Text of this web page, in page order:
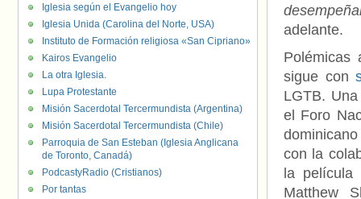
adelante.
Polémicas
sigue con
LGTB.
el Foro
con la
la película
Matthew
Iglesia según el Evangelio hoy
Iglesia Unida (Carolina del Norte, USA)
Instituto de Formación religiosa «San Cipriano»
Kairos Evangelio
La otra Iglesia.
Lupa Protestante
Misión Sacerdotal Tercermundista (Argentina)
Misión Sacerdotal Tercermundista (Chile)
Parroquia de San Esteban (Iglesia Anglicana
de Toronto, Canadá)
PodcastyRadio (Cristianos)
Por tantas